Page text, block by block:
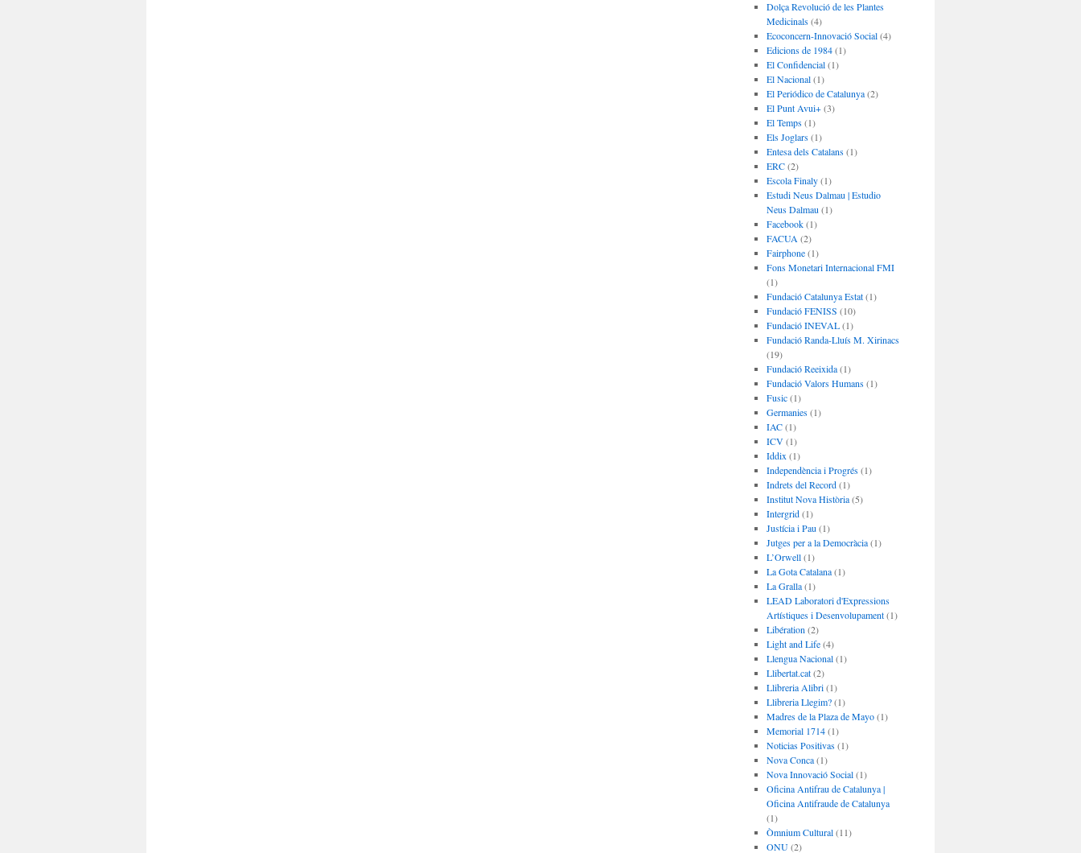
Dolça Revolució de les Plantes
Medicinals(4)
Ecoconcern-Innovació Social(4)
Edicions de 1984(1)
El Confidencial(1)
El Nacional(1)
El Periódico de Catalunya(2)
El Punt Avui+(3)
El Temps(1)
Els Joglars(1)
Entesa dels Catalans(1)
ERC(2)
Escola Finaly(1)
Estudi Neus Dalmau | Estudio
Neus Dalmau (1)
Facebook(1)
FACUA (2)
Fairphone(1)
Fons Monetari Internacional FMI
(1)
Fundació Catalunya Estat(1)
Fundació FENISS (10)
Fundació INEVAL(1)
Fundació Randa-Lluís M. Xirinacs
(19)
Fundació Reeixida(1)
Fundació Valors Humans(1)
Fusic(1)
Germanies(1)
IAC(1)
ICV(1)
Iddix (1)
Independència i Progrés(1)
Indrets del Record(1)
Institut Nova Història(5)
Intergrid(1)
Justícia i Pau (1)
Jutges per a la Democràcia(1)
L’Orwell(1)
La Gota Catalana(1)
La Gralla(1)
LEAD Laboratori d'Expressions
Artístiques i Desenvolupament(1)
Libération (2)
Light and Life(4)
Llengua Nacional(1)
Llibertat.cat(2)
Llibreria Alibri(1)
Llibreria Llegim?(1)
Madres de la Plaza de Mayo(1)
Memorial 1714(1)
Noticias Positivas(1)
Nova Conca(1)
Nova Innovació Social(1)
Oficina Antifrau de Catalunya |
Oficina Antifraude de Catalunya
(1)
Òmnium Cultural(11)
ONU(2)